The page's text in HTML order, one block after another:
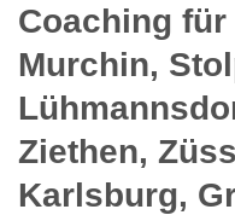
Coaching
Murchin,
Ziethen,
Karlsburg,